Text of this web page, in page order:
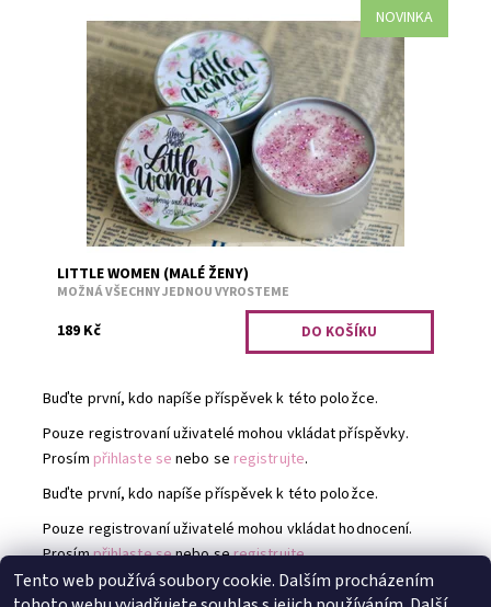
NOVINKA
Vůně malin a ibišku.
Dostupnost:
Skladem 2
Kód:
1728
LITTLE WOMEN (MALÉ ŽENY)
MOŽNÁ VŠECHNY JEDNOU VYROSTEME
189 Kč
Buďte první, kdo napíše příspěvek k této položce.
Pouze registrovaní uživatelé mohou vkládat příspěvky.
Prosím přihlaste se nebo se registrujte.
Buďte první, kdo napíše příspěvek k této položce.
Pouze registrovaní uživatelé mohou vkládat hodnocení.
Prosímpřihlaste senebo seregistrujte.
Tento web používá soubory cookie. Dalším procházením